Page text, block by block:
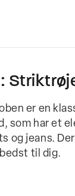
er en
som har et
og jeans.
til dig.